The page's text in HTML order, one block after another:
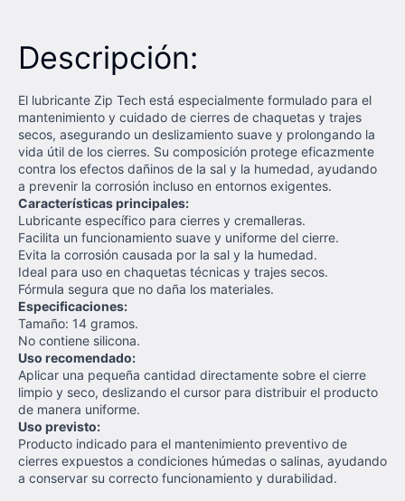
Descripción:
El lubricante Zip Tech está especialmente formulado para el
mantenimiento y cuidado de cierres de chaquetas y trajes
secos, asegurando un deslizamiento suave y prolongando la
vida útil de los cierres. Su composición protege eficazmente
contra los efectos dañinos de la sal y la humedad, ayudando
a prevenir la corrosión incluso en entornos exigentes.
Características principales:
Lubricante específico para cierres y cremalleras.
Facilita un funcionamiento suave y uniforme del cierre.
Evita la corrosión causada por la sal y la humedad.
Ideal para uso en chaquetas técnicas y trajes secos.
Fórmula segura que no daña los materiales.
Especificaciones:
Tamaño: 14 gramos.
No contiene silicona.
Uso recomendado:
Aplicar una pequeña cantidad directamente sobre el cierre
limpio y seco, deslizando el cursor para distribuir el producto
de manera uniforme.
Uso previsto:
Producto indicado para el mantenimiento preventivo de
cierres expuestos a condiciones húmedas o salinas, ayudando
a conservar su correcto funcionamiento y durabilidad.